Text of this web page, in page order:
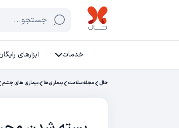
جستجو...
خدمات ابزارهای
حال مجله سلامت بیماری‌ها بیماری های چشم